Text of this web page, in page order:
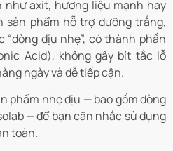
axit, hương liệu mạnh hay
phẩm hỗ trợ dưỡng trắng,
dịu nhẹ”, có thành phần
Acid), không gây bít tắc lỗ
ngày và dễ tiếp cận.
phẩm nhẹ dịu — bao gồm dòng
— để bạn cân nhắc sử dụng
toàn.